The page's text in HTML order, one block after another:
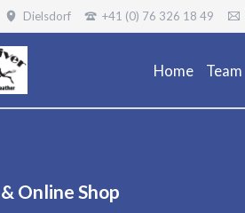
Dielsdorf +41 (0) 76 326 18 49
Home Team
Online Shop